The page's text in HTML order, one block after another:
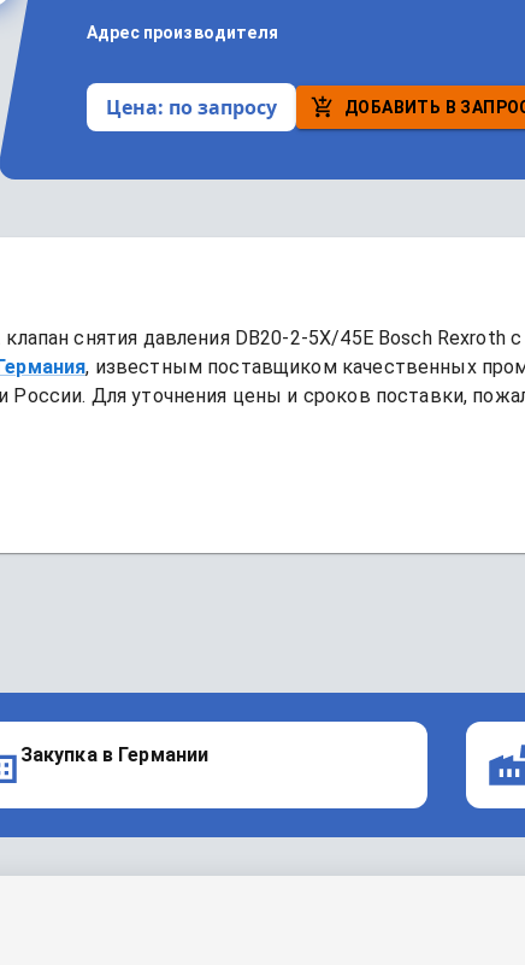
Адрес производителя
Цена: по запросу ДОБАВИТЬ В
клапан снятия давления DB20-2-5X/45E Bosch Rexroth с
, известным поставщиком качественных
Для уточнения цены и сроков поставки,
Закупка в Германии